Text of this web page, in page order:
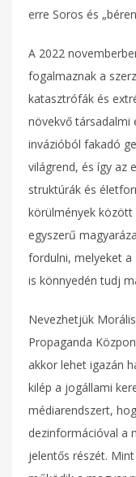
erre Soros és
A 2022
fogalmaznak a
katasztrófák és
növekvő társadalmi
invázióból fakadó
világrend, és így az
struktúrák és
körülmények
egyszerű
fordulni, melyeket a
is könnyedén tudj
Nevezhetjük
Propaganda
akkor lehet igazán
kilép a jogállami
médiarendszert,
dezinformációval a
jelentős részét.